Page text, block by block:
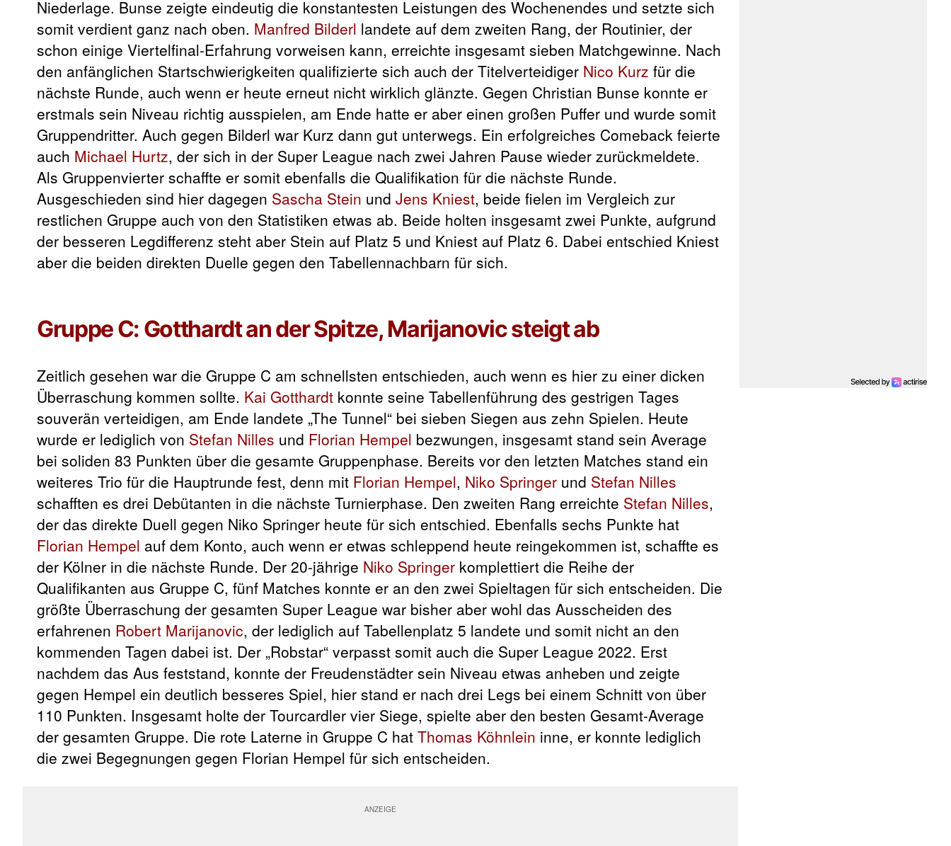
Niederlage. Bunse zeigte eindeutig die konstantesten Leistungen des Wochenendes und setzte sich
somit verdient ganz nach oben. Manfred Bilderl landete auf dem zweiten Rang, der Routinier, der
schon einige Viertelfinal-Erfahrung vorweisen kann, erreichte insgesamt sieben Matchgewinne. Nach
den anfänglichen Startschwierigkeiten qualifizierte sich auch der Titelverteidiger Nico Kurz für die
nächste Runde, auch wenn er heute erneut nicht wirklich glänzte. Gegen Christian Bunse konnte er
erstmals sein Niveau richtig ausspielen, am Ende hatte er aber einen großen Puffer und wurde somit
Gruppendritter. Auch gegen Bilderl war Kurz dann gut unterwegs. Ein erfolgreiches Comeback feierte
auch Michael Hurtz, der sich in der Super League nach zwei Jahren Pause wieder zurückmeldete.
Als Gruppenvierter schaffte er somit ebenfalls die Qualifikation für die nächste Runde.
Ausgeschieden sind hier dagegen Sascha Stein und Jens Kniest, beide fielen im Vergleich zur
restlichen Gruppe auch von den Statistiken etwas ab. Beide holten insgesamt zwei Punkte, aufgrund
der besseren Legdifferenz steht aber Stein auf Platz 5 und Kniest auf Platz 6. Dabei entschied Kniest
aber die beiden direkten Duelle gegen den Tabellennachbarn für sich.
Gruppe C: Gotthardt an der Spitze, Marijanovic steigt ab
Zeitlich gesehen war die Gruppe C am schnellsten entschieden, auch wenn es hier zu einer dicken
Überraschung kommen sollte. Kai Gotthardt konnte seine Tabellenführung des gestrigen Tages
souverän verteidigen, am Ende landete „The Tunnel“ bei sieben Siegen aus zehn Spielen. Heute
wurde er lediglich von Stefan Nilles und Florian Hempel bezwungen, insgesamt stand sein Average
bei soliden 83 Punkten über die gesamte Gruppenphase. Bereits vor den letzten Matches stand ein
weiteres Trio für die Hauptrunde fest, denn mit Florian Hempel, Niko Springer und Stefan Nilles
schafften es drei Debütanten in die nächste Turnierphase. Den zweiten Rang erreichte Stefan Nilles,
der das direkte Duell gegen Niko Springer heute für sich entschied. Ebenfalls sechs Punkte hat
Florian Hempel auf dem Konto, auch wenn er etwas schleppend heute reingekommen ist, schaffte es
der Kölner in die nächste Runde. Der 20-jährige Niko Springer komplettiert die Reihe der
Qualifikanten aus Gruppe C, fünf Matches konnte er an den zwei Spieltagen für sich entscheiden. Die
größte Überraschung der gesamten Super League war bisher aber wohl das Ausscheiden des
erfahrenen Robert Marijanovic, der lediglich auf Tabellenplatz 5 landete und somit nicht an den
kommenden Tagen dabei ist. Der „Robstar“ verpasst somit auch die Super League 2022. Erst
nachdem das Aus feststand, konnte der Freudenstädter sein Niveau etwas anheben und zeigte
gegen Hempel ein deutlich besseres Spiel, hier stand er nach drei Legs bei einem Schnitt von über
110 Punkten. Insgesamt holte der Tourcardler vier Siege, spielte aber den besten Gesamt-Average
der gesamten Gruppe. Die rote Laterne in Gruppe C hat Thomas Köhnlein inne, er konnte lediglich
die zwei Begegnungen gegen Florian Hempel für sich entscheiden.